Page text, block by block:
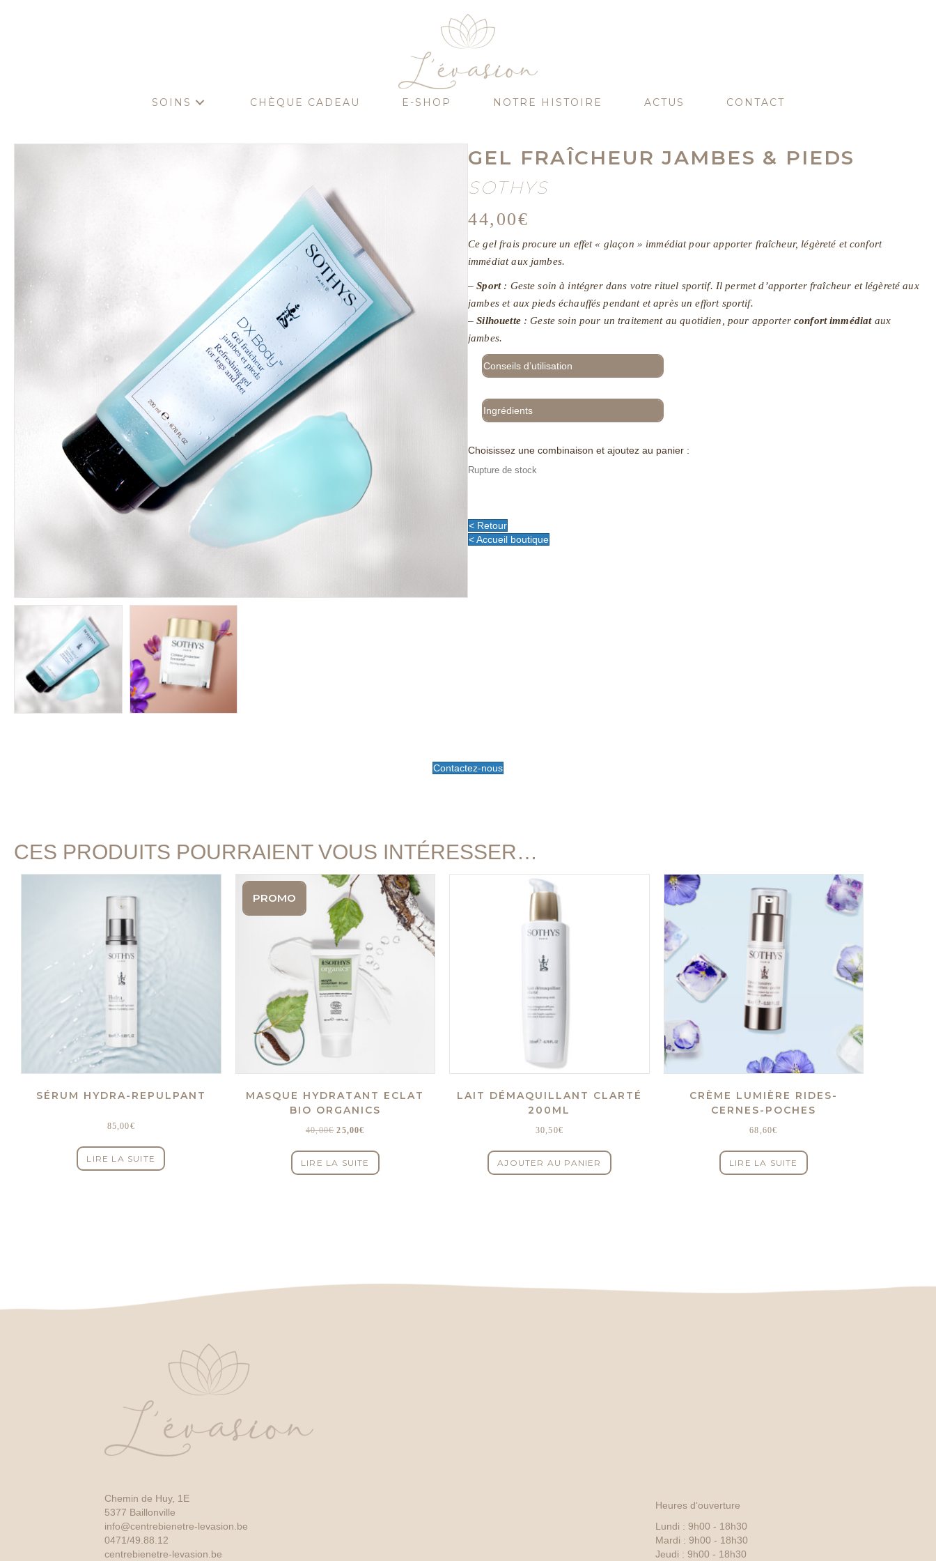
SOINS CHÈQUE CADEAU E-SHOP NOTRE HISTOIRE ACTUS CONTACT
GEL FRAÎCHEUR JAMBES & PIEDS
SOTHYS
44,00€
Ce gel frais procure un effet « glaçon » immédiat pour apporter fraîcheur, légèreté et confort
immédiat aux jambes.
–Sport: Geste soin à intégrer dans votre rituel sportif. Il permet d’apporter fraîcheur et légèreté aux
jambes et aux pieds échauffés pendant et après un effort sportif.
–Silhouette: Geste soin pour un traitement au quotidien, pour apporter confort immédiataux
jambes.
Conseils d’utilisation
Ingrédients
Choisissez une combinaison et ajoutez au panier :
Rupture de stock
< Retour
< Accueil boutique
Contactez-nous
CES PRODUITS POURRAIENT VOUS INTÉRESSER…
SÉRUM HYDRA-REPULPANT
85,00€
LIRE LA SUITE
PROMO
MASQUE HYDRATANT ECLAT
BIO ORGANICS
40,00€ Le
initial
était :
25,00€
actuel
est :
LIRE LA SUITE
LAIT DÉMAQUILLANT CLARTÉ
200ML
30,50€
AJOUTER AU PANIER
CRÈME LUMIÈRE RIDES-
CERNES-POCHES
68,60€
LIRE LA SUITE
Chemin de Huy, 1E
5377 Baillonville
info@centrebienetre-levasion.be
0471/49.88.12
centrebienetre-levasion.be
Heures d’ouverture
Lundi : 9h00 - 18h30
Mardi : 9h00 - 18h30
Jeudi : 9h00 - 18h30